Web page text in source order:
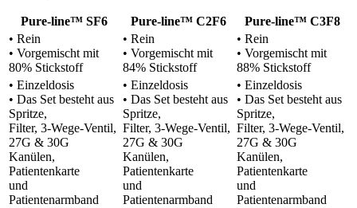
Pure-line™ SF6 Pure-line™ C2F6
Pure-line™ C3F8
• Rein
• Vorgemischt mit
80% Stickstoff
• Rein
• Vorgemischt mit
84% Stickstoff
• Rein
• Vorgemischt mit
88% Stickstoff
• Einzeldosis
• Das Set besteht aus
Spritze,
Filter, 3-Wege-Ventil,
27G & 30G
Kanülen,
Patientenkarte
und
Patientenarmband
• Einzeldosis
• Das Set besteht aus
Spritze,
Filter, 3-Wege-Ventil,
27G & 30G
Kanülen,
Patientenkarte
und
Patientenarmband
• Einzeldosis
• Das Set besteht aus
Spritze,
Filter, 3-Wege-Ventil,
27G & 30G
Kanülen,
Patientenkarte
und
Patientenarmband